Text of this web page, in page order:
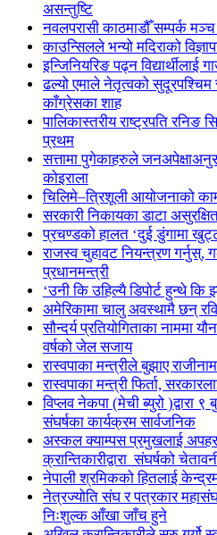
असन्तुष्टि
नवलपरासी काठमाडौँ सम्पर्क
काउन्सिलले भन्यो मदिराको
इन्जिनियरिङ पढ्न विद्यार्थीलाई
ढल्यो एमाले नेतृत्वको सुदूरपश्चिम
काँग्रेसका शाह
पालिकास्तरीय राष्ट्रपति रनिङ
प्रथम
सत्तामा पुगेकाहरुले
कोइराला
चिलिमे–त्रिशूली आयोजनाको
सरकारी निकायका डाटा
प्रचण्डको हालत ‘दुई डुंगामा
राजस्व चुहावट नियन्त्रण
प्रधानमन्त्री
‘उनी कि उहिल्यै डिपोर्ट हुन्थे कि
अमेरिकामा चालु अवस्थामै छन्
सौन्दर्य प्रतियोगिताका नाममा
वर्षको जेल सजाय
रास्वपाका मन्त्रीले बुझाए
रास्वपाका मन्त्री फिर्ता,
विप्लव नेकपा (मेची ब्युरो )द्वारा ९
संघर्षका कार्यक्रम सार्वजनिक
अस्कल क्याम्पस प्रमुखलाई
क्रान्तिकारीद्वारा संघर्षको
नेपाली श्रमिकको हितलाई
नेत्रज्योति संघ र पत्रकार
निःशुल्क आँखा जाँच हुने